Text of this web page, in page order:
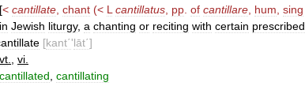
[< cantillate chant (< L cantillatus pp of cantillare hum sing
in Jewish liturgy, a chanting or reciting with certain prescribed
[kant΄'lāt΄]
vt
vi
cantillated cantillating